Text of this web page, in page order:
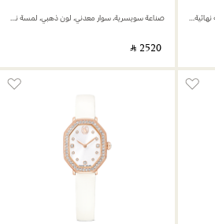
صناعة سويسرية، سوار جلد، لون بني، لمسة نهائية بلون ذهبي وردي صناعة سويسرية، سوار معدني، لون ذهبي، لمسة نهائية بلون ذهبي
‎ ⃁ ⁦2520⁩ ‎